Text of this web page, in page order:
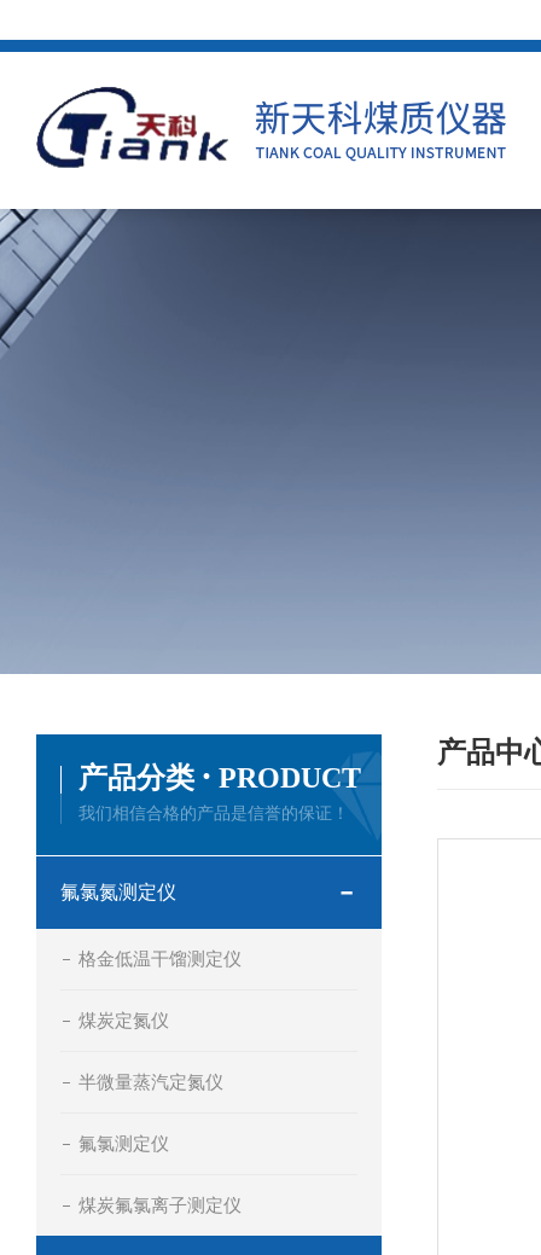
产品中
产品分类 · PRODUCT
我们相信合格的产品是信誉的保证！
氟氯氮测定仪
格金低温干馏测定仪
煤炭定氮仪
半微量蒸汽定氮仪
氟氯测定仪
煤炭氟氯离子测定仪